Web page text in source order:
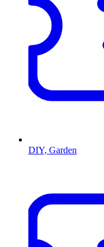
DIY, Garden